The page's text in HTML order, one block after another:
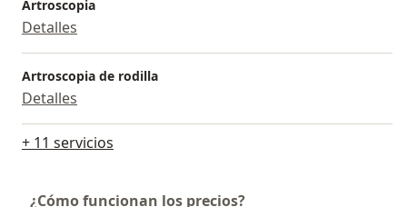
Artroscopia
Detalles
Artroscopia de rodilla
Detalles
+ 11 servicios
¿Cómo funcionan los precios?